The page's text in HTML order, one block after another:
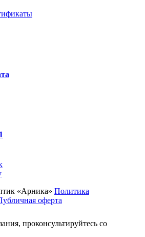
«Арника» Политика
оферта
проконсультируйтесь со